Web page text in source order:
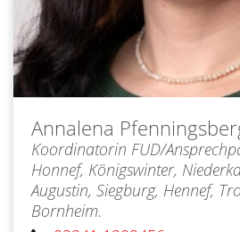
Annalena
Koordinatorin FUD/
Honnef, Königswinter,
Augustin, Siegburg, Hennef,
Bornheim.